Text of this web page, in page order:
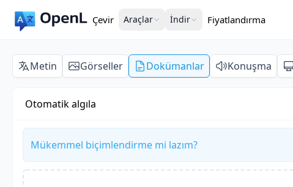
Çevir Araçlar İndir Fiyatlandırma
Metin Görseller Dokümanlar Konuşma
Otomatik algıla
Mükemmel biçimlendirme mi lazım?